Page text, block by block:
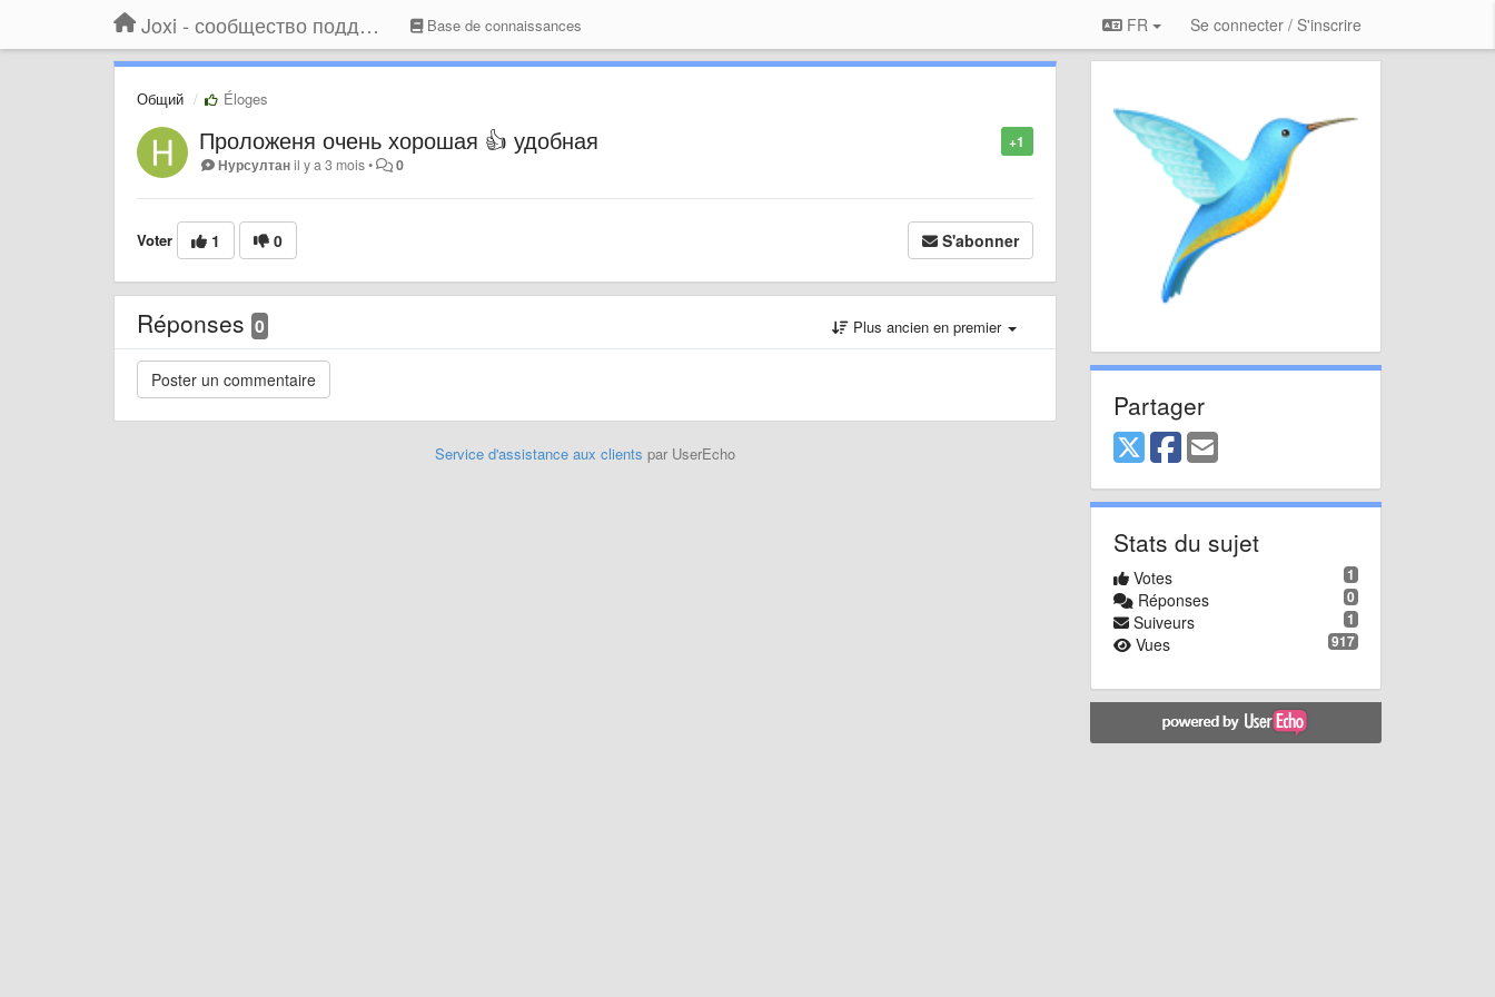
Joxi - сообщество поддержки Base de connaissances FR Se connecter / S'inscrire
Общий Éloges
+1
Проложеня очень хорошая 👍 удобная
Нурсултанil y a 3 mois• 0
Voter 1 0 S'abonner
Réponses 0 Plus ancien en premier
Service d'assistance aux clients par UserEcho
Partager
Stats du sujet
1
Votes
0
Réponses
1
Suiveurs
917
Vues